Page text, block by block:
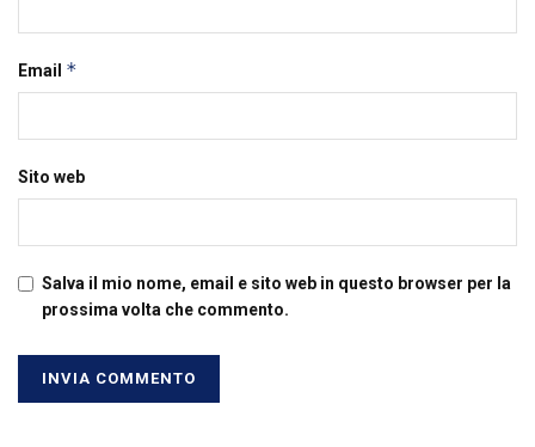
Email *
Sito web
Salva il mio nome, email e sito web in questo browser per la
prossima volta che commento.